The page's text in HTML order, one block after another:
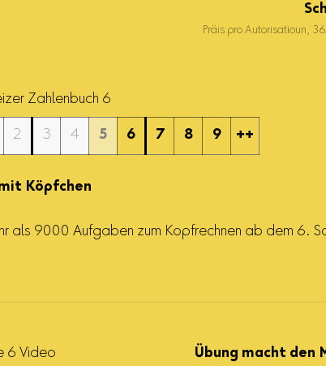
Präis pro Autorisatioun,
Zahlenbuch 6
2 3 4 5 6 7 8 9 ++
Köpfchen
als 9000 Aufgaben zum Kopfrechnen ab dem 6.
Übung macht den